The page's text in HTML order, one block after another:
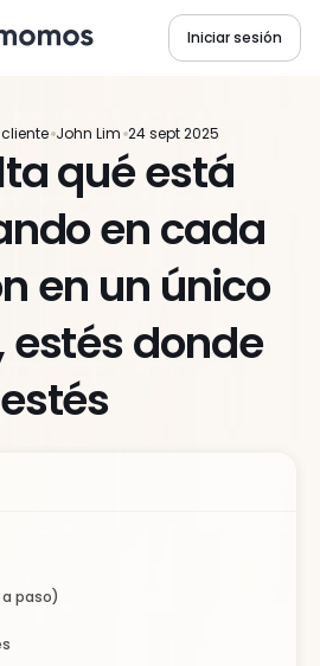
John Lim 24 sept 2025
qué está
en cada
en un único
estés donde
estés
paso)
Iniciar sesión